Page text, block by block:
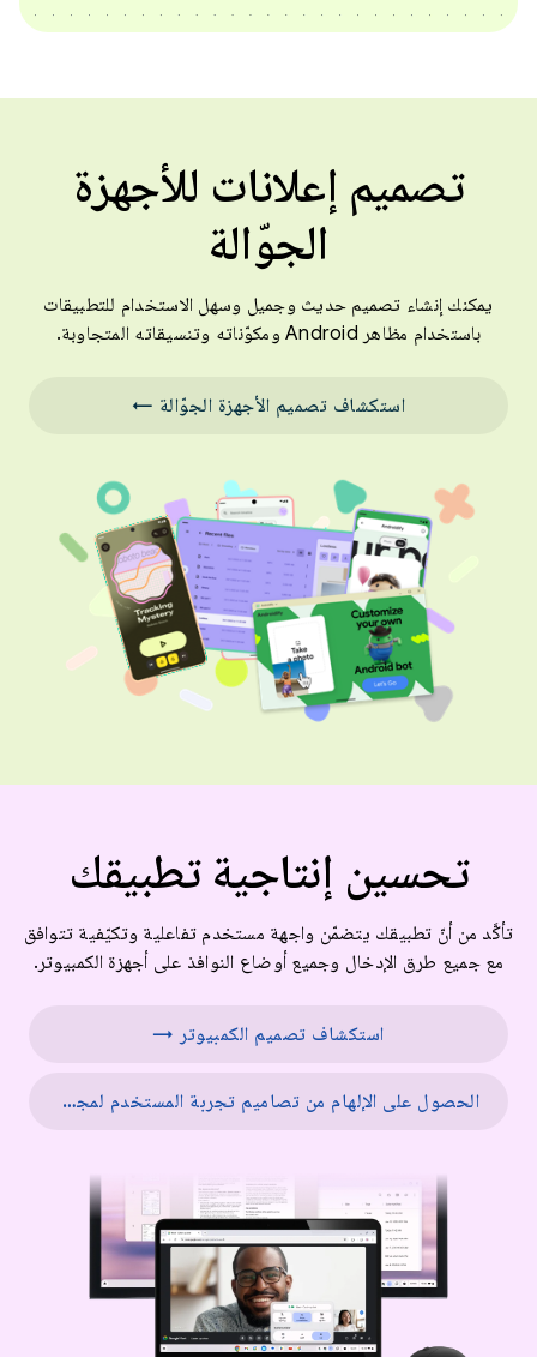
تصميم إعلانات للأجهزة
الجوّالة
يمكنك إنشاء تصميم حديث وجميل وسهل الاستخدام للتطبيقات
باستخدام مظاهر Android ومكوّناته وتنسيقاته المتجاوبة.
استكشاف تصميم الأجهزة الجوّالة ←
تحسين إنتاجية تطبيقك
تأكَّد من أنّ تطبيقك يتضمّن واجهة مستخدم تفاعلية وتكيّفية تتوافق
مع جميع طرق الإدخال وجميع أوضاع النوافذ على أجهزة الكمبيوتر.
استكشاف تصميم الكمبيوتر →
الحصول على الإلهام من تصاميم تجربة المستخدم لمجموعة متنوعة من الشاشات →